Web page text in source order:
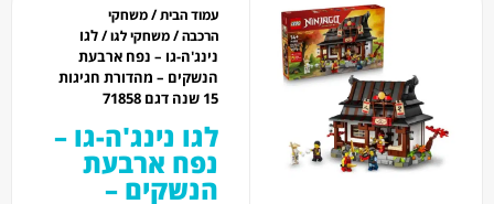
עמוד הבית/משחקי
הרכבה/משחקי לגו/ לגו
נינג'ה-גו – נפח ארבעת
הנשקים – מהדורת חגיגות
15 שנה דגם 71858
לגו נינג'ה-גו –
נפח ארבעת
הנשקים –